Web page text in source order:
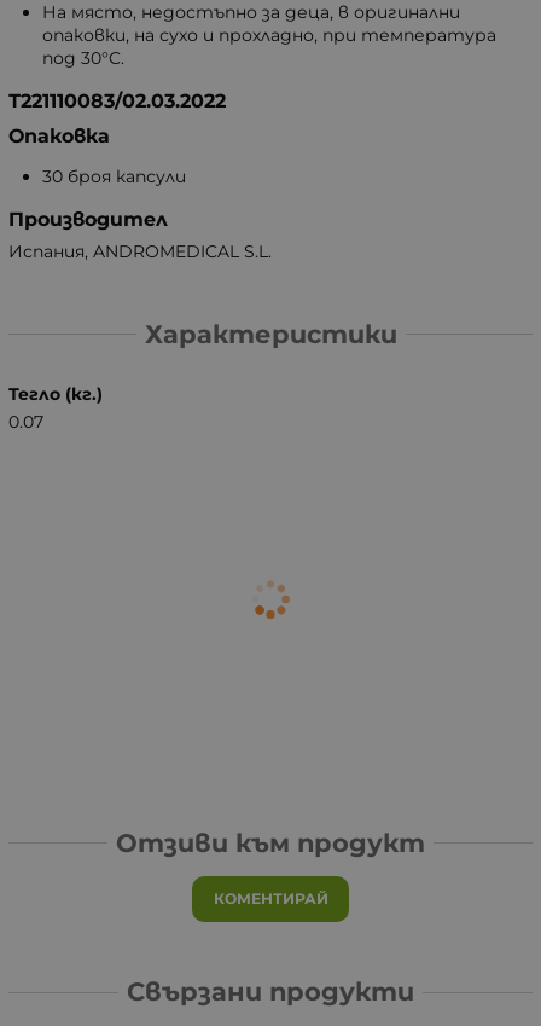
На място, недостъпно за деца, в оригинални
опаковки, на сухо и прохладно, при температура
под 30°C.
Т221110083/02.03.2022
Опаковка
30 броя капсули
Производител
Испания, ANDROMEDICAL S.L.
Характеристики
Тегло (кг.)
0.07
Отзиви към продукт
КОМЕНТИРАЙ
Свързани продукти